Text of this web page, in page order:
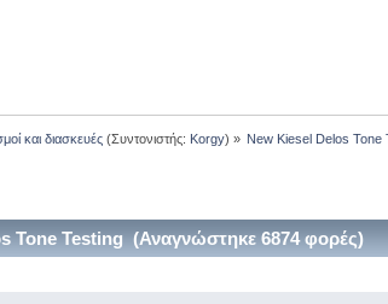
και διασκευές(Συντονιστής: Korgy) » New Kiesel Delos Tone
Tone Testing (Αναγνώστηκε 6874 φορές)